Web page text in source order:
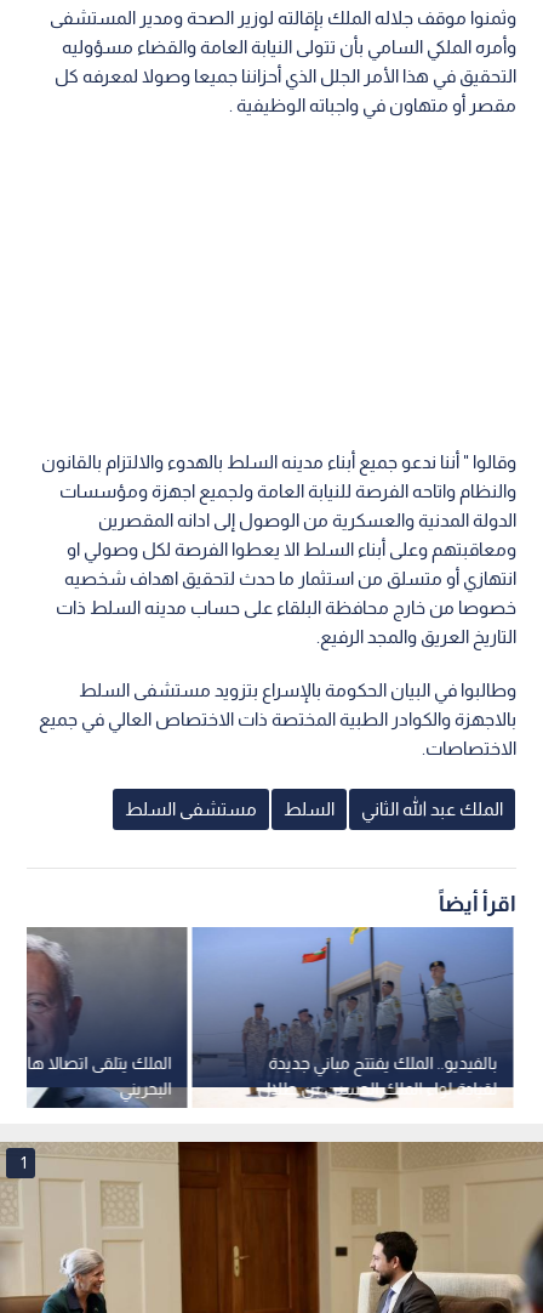
وثمنوا موقف جلاله الملك بإقالته لوزير الصحة ومدير المستشفى
وأمره الملكي السامي بأن تتولى النيابة العامة والقضاء مسؤوليه
التحقيق في هذا الأمر الجلل الذي أحزاننا جميعا وصولا لمعرفه كل
مقصر أو متهاون في واجباته الوظيفية .
وقالوا " أننا ندعو جميع أبناء مدينه السلط بالهدوء والالتزام بالقانون
والنظام واتاحه الفرصة للنيابة العامة ولجميع اجهزة ومؤسسات
الدولة المدنية والعسكرية من الوصول إلى ادانه المقصرين
ومعاقبتهم وعلى أبناء السلط الا يعطوا الفرصة لكل وصولي او
انتهازي أو متسلق من استثمار ما حدث لتحقيق اهداف شخصيه
خصوصا من خارج محافظة البلقاء على حساب مدينه السلط ذات
التاريخ العريق والمجد الرفيع.
وطالبوا في البيان الحكومة بالإسراع بتزويد مستشفى السلط
بالاجهزة والكوادر الطبية المختصة ذات الاختصاص العالي في جميع
الاختصاصات.
الملك عبد الله الثاني السلط مستشفى السلط
اقرأ أيضاً
الملك يتلقى اتصالا
البحريني
بالفيديو.. الملك يفتتح مباني جديدة
لقيادة لواء الملك الحسين بن طلال
المدرع الملكي 40
1